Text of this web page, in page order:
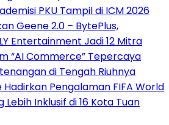
PKU Tampil di ICM 2026
Geene 2.0 – BytePlus,
Entertainment Jadi 12 Mitra
“AI Commerce” Tepercaya
di Tengah Riuhnya
Hadirkan Pengalaman FIFA World
Inklusif di 16 Kota Tuan